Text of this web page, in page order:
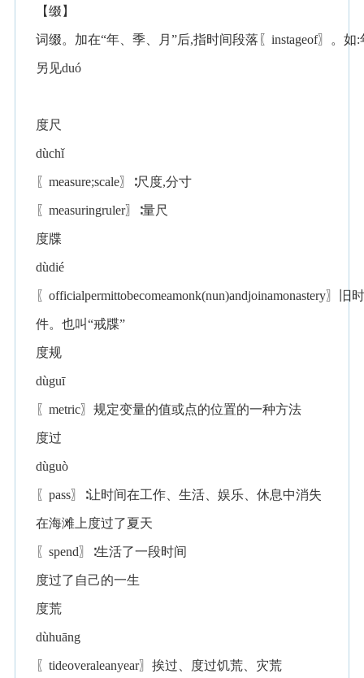
【缀】
词缀。加在“年、季、月”后,指时间段落〖instageof〗。如
另见duó
度尺
dùchǐ
〖measure;scale〗∶尺度,分寸
〖measuringruler〗∶量尺
度牒
dùdié
〖officialpermittobecomeamonk(nun)andjoinamonastery〗
件。也叫“戒牒”
度规
dùguī
〖metric〗规定变量的值或点的位置的一种方法
度过
dùguò
〖pass〗∶让时间在工作、生活、娱乐、休息中消失
在海滩上度过了夏天
〖spend〗∶生活了一段时间
度过了自己的一生
度荒
dùhuāng
〖tideoveraleanyear〗挨过、度过饥荒、灾荒